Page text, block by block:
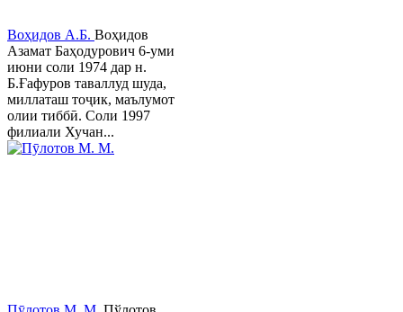
Воҳидов А.Б. Воҳидов
Азамат Баҳодурович 6-уми
июни соли 1974 дар н.
Б.Ғафуров таваллуд шуда,
миллаташ тоҷик, маълумот
олии тиббӣ. Соли 1997
филиали Хучан...